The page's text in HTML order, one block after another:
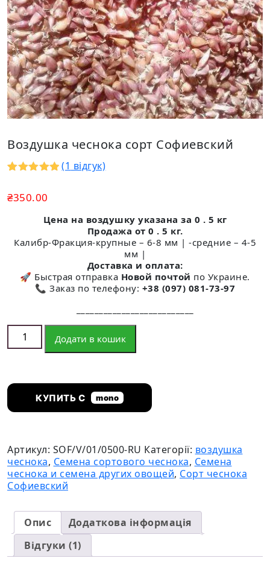
Воздушка чеснока сорт Софиевский
на основі
покупця
(1 відгук)
₴350.00
Цена на воздушку указана за 0 . 5 кг
Продажа от 0 . 5 кг.
Калибр-Фракция-крупные – 6-8 мм | -средние – 4-5
мм |
Доставка и оплата:
🚀 Быстрая отправка Новой почтой по Украине.
📞 Заказ по телефону: +38 (097) 081-73-97
Воздушка чеснока сорт Софиевский кількість
Додати в кошик
КУПИТЬ С mono
Артикул: SOF/V/01/0500-RU Категорії: воздушка
чеснока, Семена сортового чеснока, Семена
чеснока и семена других овощей, Сорт чеснока
Софиевский
Опис
Додаткова інформація
Відгуки (1)